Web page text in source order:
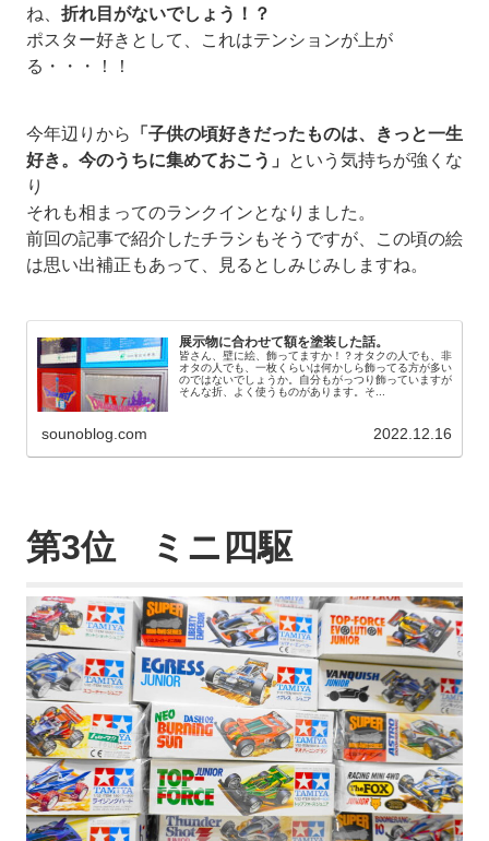
ね、 折れ目がないでしょう！？
ポスター好きとして、これはテンションが上が
る・・・！！
今年辺りから
「子供の頃好きだったものは、きっと一生
好き。今のうちに集めておこう」
という気持ちが強くな
り
それも相まってのランクインとなりました。
前回の記事で紹介したチラシもそうですが、この頃の絵
は思い出補正もあって、見るとしみじみしますね。
展示物に合わせて額を塗装した話。
皆さん、壁に絵、飾ってますか！？オタクの人でも、非
オタの人でも、一枚くらいは何かしら飾ってる方が多い
のではないでしょうか。自分もがっつり飾っていますが
そんな折、よく使うものがあります。そ...
sounoblog.com 2022.12.16
第3位 ミニ四駆